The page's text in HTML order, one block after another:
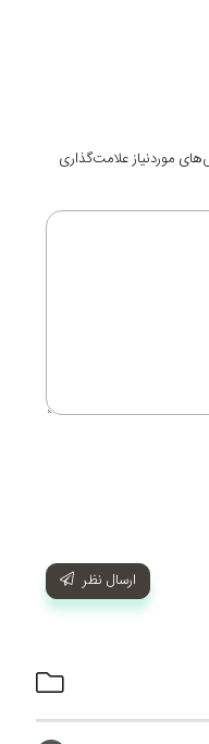
موردنیاز علامت‌گذاری
ارسال نظر